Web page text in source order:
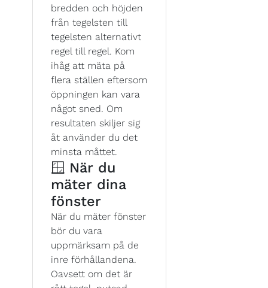
bredden och höjden
från tegelsten till
tegelsten alternativt
regel till regel. Kom
ihåg att mäta på
flera ställen eftersom
öppningen kan vara
något sned. Om
resultaten skiljer sig
åt använder du det
minsta måttet.
🪟 När du
mäter dina
fönster
När du mäter fönster
bör du vara
uppmärksam på de
inre förhållandena.
Oavsett om det är